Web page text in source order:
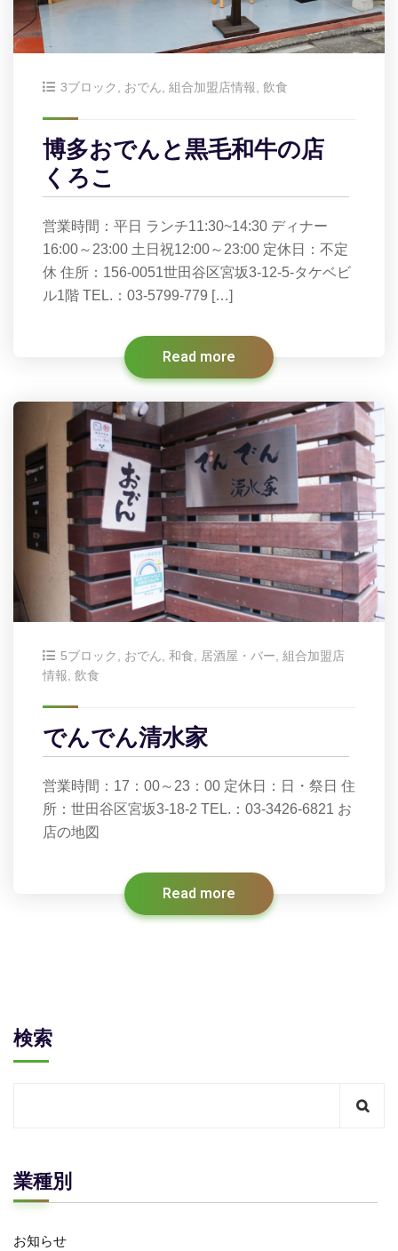
3ブロック, おでん, 組合加盟店情報, 飲食
博多おでんと黒毛和牛の店
くろこ
営業時間：平日 ランチ11:30~14:30 ディナー
16:00～23:00 土日祝12:00～23:00 定休日：不定
休 住所：156-0051世田谷区宮坂3-12-5-タケベビ
ル1階 TEL.：03-5799-779 […]
Read more
5ブロック おでん 和食 居酒屋・バー 組合加盟店
情報 飲食
でんでん清水家
営業時間：17：00～23：00 定休日：日・祭日 住
所：世田谷区宮坂3-18-2 TEL.：03-3426-6821 お
店の地図
Read more
検索
業種別
お知らせ